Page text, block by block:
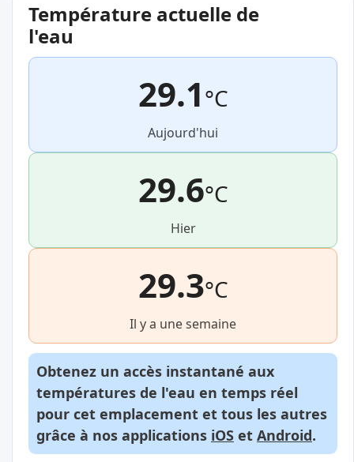
Température actuelle de
l'eau
29.1°C
Aujourd'hui
29.6°C
Hier
29.3°C
Il y a une semaine
Obtenez un accès instantané aux
températures de l'eau en temps réel
pour cet emplacement et tous les autres
grâce à nos applications iOS et Android.